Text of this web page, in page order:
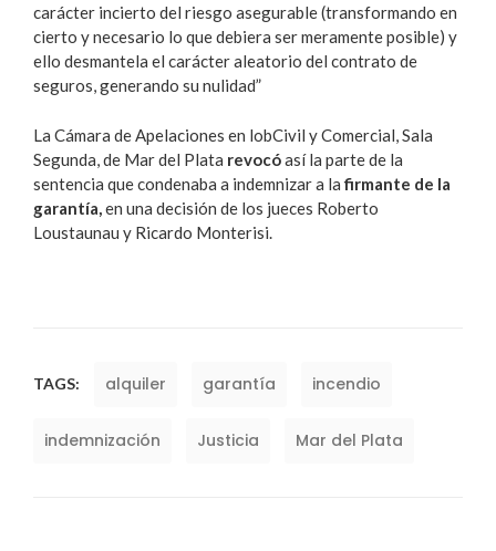
carácter incierto del riesgo asegurable (transformando en
cierto y necesario lo que debiera ser meramente posible) y
ello desmantela el carácter aleatorio del contrato de
seguros, generando su nulidad”
La Cámara de Apelaciones en lobCivil y Comercial, Sala
Segunda, de Mar del Plata revocóasí la parte de la
sentencia que condenaba a indemnizar a lafirmante de la
garantía,en una decisión de los jueces Roberto
Loustaunau y Ricardo Monterisi.
TAGS: alquiler garantía incendio
indemnización Justicia Mar del Plata